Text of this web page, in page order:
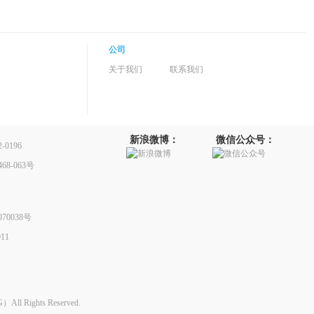
公司
关于我们
联系我们
0196
063号
号
新浪微博： 微信公众号：
All Rights Reserved.